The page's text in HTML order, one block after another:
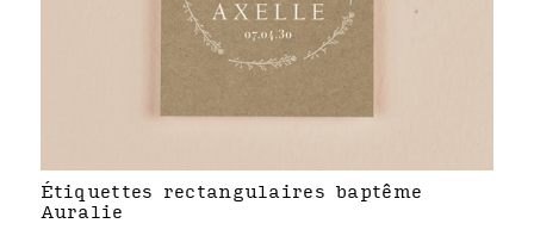
Étiquettes rectangulaires baptême
Auralie